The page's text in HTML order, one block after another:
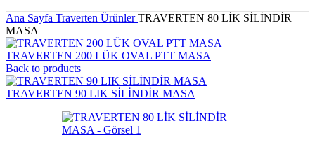
Ana Sayfa Traverten ÜrünlerTRAVERTEN 80 LİK SİLİNDİR
MASA
TRAVERTEN 200 LÜK OVAL PTT MASA
Back to products
TRAVERTEN 90 LIK SİLİNDİR MASA